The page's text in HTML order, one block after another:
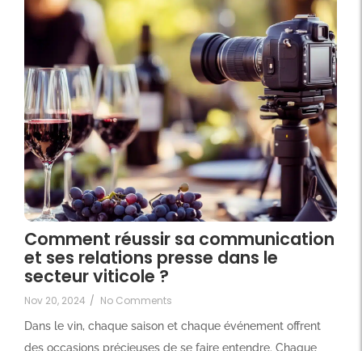
Comment réussir sa communication
et ses relations presse dans le
secteur viticole ?
Nov 20, 2024 / No Comments
Dans le vin, chaque saison et chaque événement offrent
des occasions précieuses de se faire entendre. Chaque